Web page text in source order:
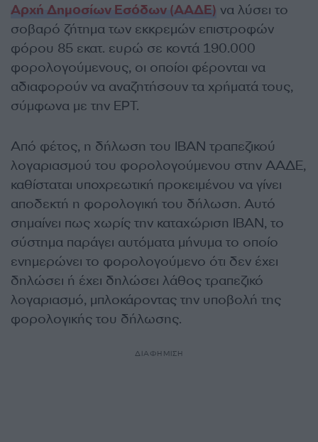
Αρχή Δημοσίων Εσόδων (ΑΑΔΕ) να λύσει το
σοβαρό ζήτημα των εκκρεμών επιστροφών
φόρου 85 εκατ. ευρώ σε κοντά 190.000
φορολογούμενους, οι οποίοι φέρονται να
αδιαφορούν να αναζητήσουν τα χρήματά τους,
σύμφωνα με την ΕΡΤ.
Από φέτος, η δήλωση του IBAN τραπεζικού
λογαριασμού του φορολογούμενου στην ΑΑΔΕ,
καθίσταται υποχρεωτική προκειμένου να γίνει
αποδεκτή η φορολογική του δήλωση. Αυτό
σημαίνει πως χωρίς την καταχώριση IBAN, το
σύστημα παράγει αυτόματα μήνυμα το οποίο
ενημερώνει το φορολογούμενο ότι δεν έχει
δηλώσει ή έχει δηλώσει λάθος τραπεζικό
λογαριασμό, μπλοκάροντας την υποβολή της
φορολογικής του δήλωσης.
ΔΙΑΦΗΜΙΣΗ